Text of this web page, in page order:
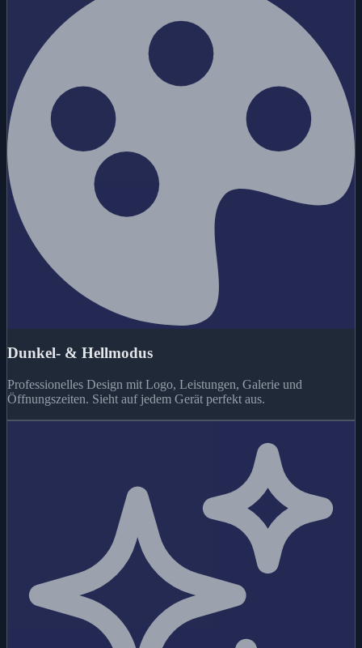
Dunkel- & Hellmodus
Professionelles Design mit Logo, Leistungen, Galerie und
Öffnungszeiten. Sieht auf jedem Gerät perfekt aus.